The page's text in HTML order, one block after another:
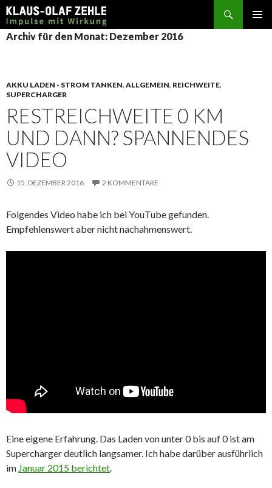
Suchen
SPRINGE
ZUM
Archiv für den Monat: Dezember 2016
AKKU LADEN - STROM TANKEN, ALLGEMEIN, REICHWEITE,
SUPERCHARGER
RESTREICHWEITE 0 KM
UND DANN? SPANNENDES
VIDEO
15. DEZEMBER 2016 2 KOMMENTARE
Folgendes Video habe ich bei YouTube gefunden.
Empfehlenswert aber nicht nachahmenswert.
Eine eigene Erfahrung. Das Laden von unter 0 bis auf 0 ist am
Supercharger deutlich langsamer. Ich habe darüber ausführlich
im Januar 2015 berichtet.